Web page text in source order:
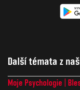
Další témata z
Moje Psychologie